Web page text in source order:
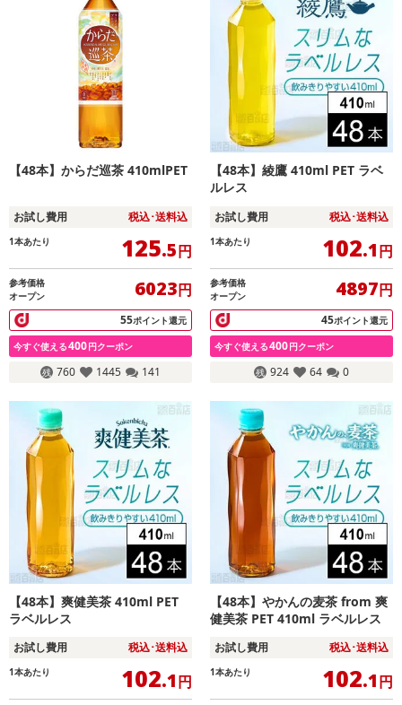
【48本】からだ巡茶 410mlPET
お試し費用 税込･送料込
1本あたり 125.5円
参考価格
オープン
6023円
55ポイント還元
今すぐ使える400円クーポン
760 1445 141
【48本】綾鷹 410ml PET ラベ
ルレス
お試し費用 税込･送料込
1本あたり 102.1円
参考価格
オープン
4897円
45ポイント還元
今すぐ使える400円クーポン
924 64 0
【48本】爽健美茶 410ml PET
ラベルレス
お試し費用 税込･送料込
1本あたり 102.1円
【48本】やかんの麦茶 from 爽
健美茶 PET 410ml ラベルレス
お試し費用 税込･送料込
1本あたり 102.1円